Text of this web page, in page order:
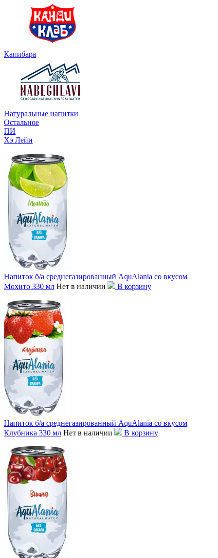
Капибара
Натуральные напитки
Остальное
ПИ
Хэ Лейи
Напиток б/а среднегазированный AquAlania со вкусом
Мохито 330 мл Нет в наличии В корзину
Напиток б/а среднегазированный AquAlania со вкусом
Клубника 330 мл Нет в наличии В корзину